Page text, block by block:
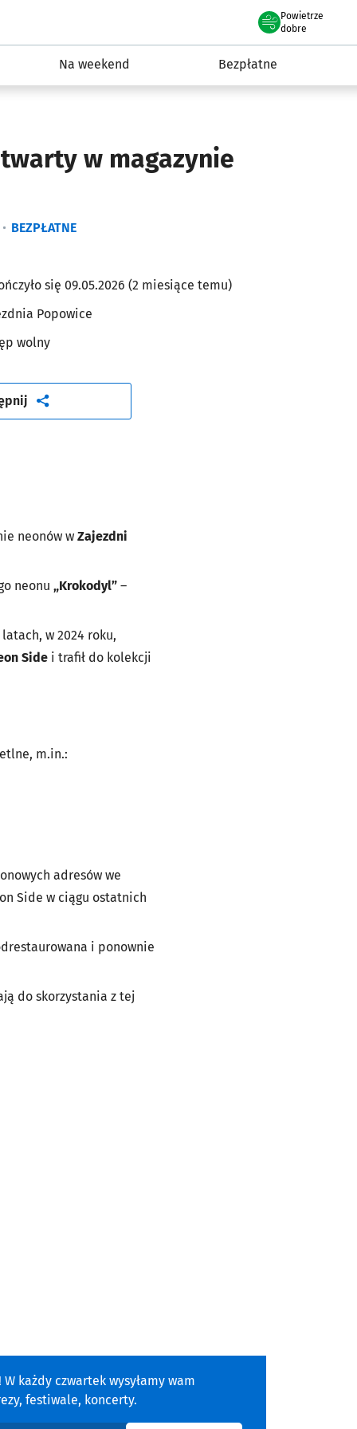
Powietrze
we Wrocławiu
dobre
Na weekend Bezpłatne
w magazynie
BEZPŁATNE
się 09.05.2026 (2 miesiące temu)
Popowice
wolny
artykuł
neonów w Zajezdni
neonu „Krokodyl” –
w 2024 roku,
Side i trafił do kolekcji
m.in.:
adresów we
Side w ciągu ostatnich
i ponownie
do skorzystania z tej
każdy czwartek wysyłamy wam
festiwale, koncerty.